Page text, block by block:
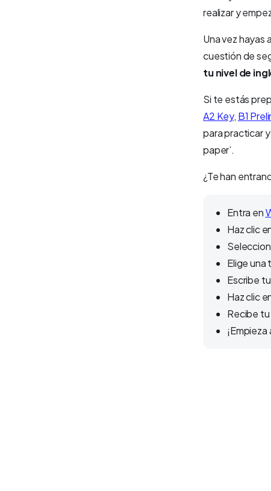
realizar y
Una vez hayas
cuestión de
tu nivel de
Si te estás
A2 Key, B1
para practicar
paper’.
¿Te han
Entra en
Haz clic
Elige una
Escribe
Haz clic
Recibe
¡Empieza